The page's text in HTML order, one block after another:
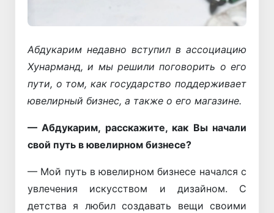
Абдукарим недавно вступил в ассоциацию
Хунарманд, и мы решили поговорить о его
пути, о том, как государство поддерживает
ювелирный бизнес, а также о его магазине.
— Абдукарим, расскажите, как Вы начали
свой путь в ювелирном бизнесе?
— Мой путь в ювелирном бизнесе начался с
увлечения искусством и дизайном. С
детства я любил создавать вещи своими